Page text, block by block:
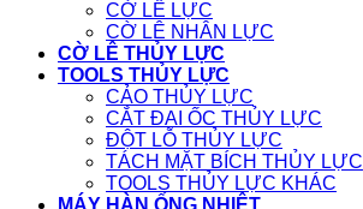
CỜ LÊ LỰC
CỜ LÊ NHÂN LỰC
CỜ LÊ THỦY LỰC
TOOLS THỦY LỰC
CẢO THỦY LỰC
CẮT ĐAI ỐC THỦY LỰC
ĐỘT LỖ THỦY LỰC
TÁCH MẶT BÍCH THỦY LỰC
TOOLS THỦY LỰC KHÁC